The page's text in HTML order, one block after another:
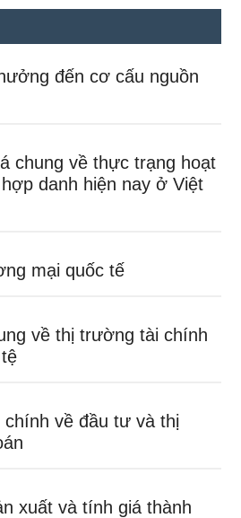
đến cơ cấu nguồn
chung về thực trạng hoạt
danh hiện nay ở Việt
mại quốc tế
về thị trường tài chính
chính về đầu tư và thị
xuất và tính giá thành